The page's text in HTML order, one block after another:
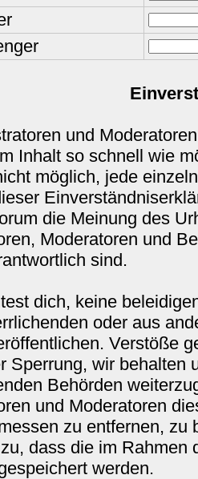
und
Inhalt so schnell wie
möglich, jede
die Meinung des
Moderatoren und
sind.
dich, keine
oder aus
Verstöße
Sperrung, wir behalten
Behörden
und Moderatoren
zu entfernen, zu
dass die im Rahmen
werden.